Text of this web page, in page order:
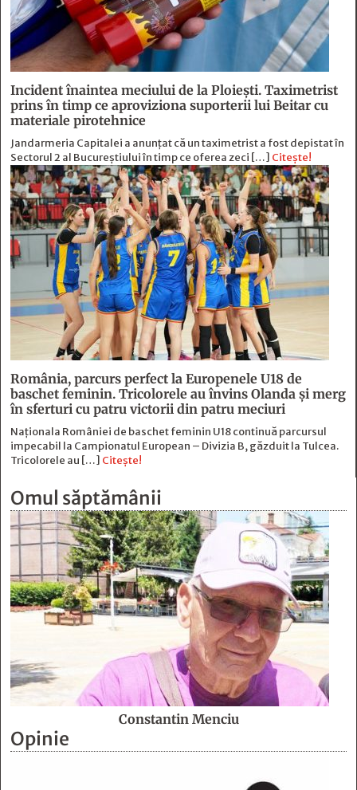
Incident înaintea meciului de la Ploiești. Taximetrist
prins în timp ce aproviziona suporterii lui Beitar cu
materiale pirotehnice
Jandarmeria Capitalei a anunțat că un taximetrist a fost depistat în
Sectorul 2 al Bucureștiului în timp ce oferea zeci […] Citește!
România, parcurs perfect la Europenele U18 de
baschet feminin. Tricolorele au învins Olanda și merg
în sferturi cu patru victorii din patru meciuri
Naționala României de baschet feminin U18 continuă parcursul
impecabil la Campionatul European – Divizia B, găzduit la Tulcea.
Tricolorele au […] Citește!
Omul săptămânii
Constantin Menciu
Opinie